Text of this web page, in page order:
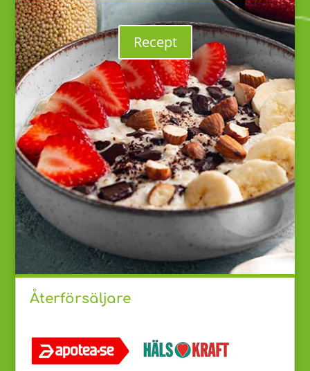
Recept
Återförsäljare